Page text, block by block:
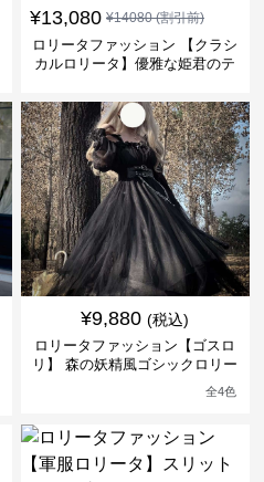
¥13,080 ¥14080(割引前)
ロリータファッション 【クラシ
カルロリータ】優雅な姫君のテ
¥9,880 (税込)
ロリータファッション【ゴスロ
リ】 森の妖精風ゴシックロリー
全4色